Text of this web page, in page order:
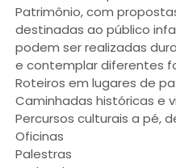
Patrimônio, com
destinadas ao público
podem ser realizadas
e contemplar diferentes
Roteiros em lugares de
Caminhadas históricas e
Percursos culturais a pé,
Oficinas
Palestras